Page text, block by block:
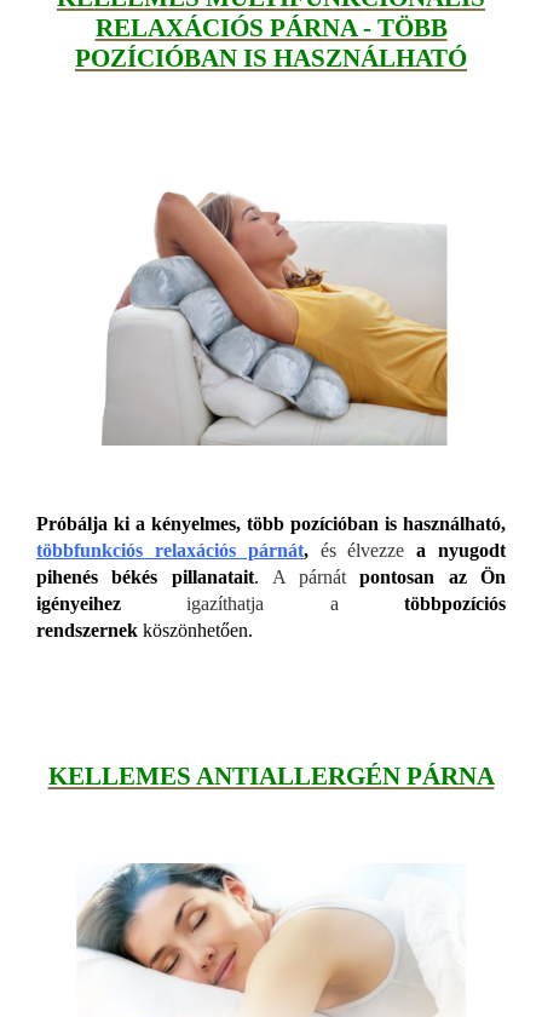
RELAXÁCIÓS PÁRNA - TÖBB
POZÍCIÓBAN IS HASZNÁLHATÓ
Próbálja ki a kényelmes, több pozícióban is használható,
többfunkciós relaxációs párnát, és élvezzea nyugodt
pihenés békés pillanatait. A párnátpontosan az Ön
igényeihezigazíthatja atöbbpozíciós
rendszernek köszönhetően.
KELLEMES ANTIALLERGÉN PÁRNA